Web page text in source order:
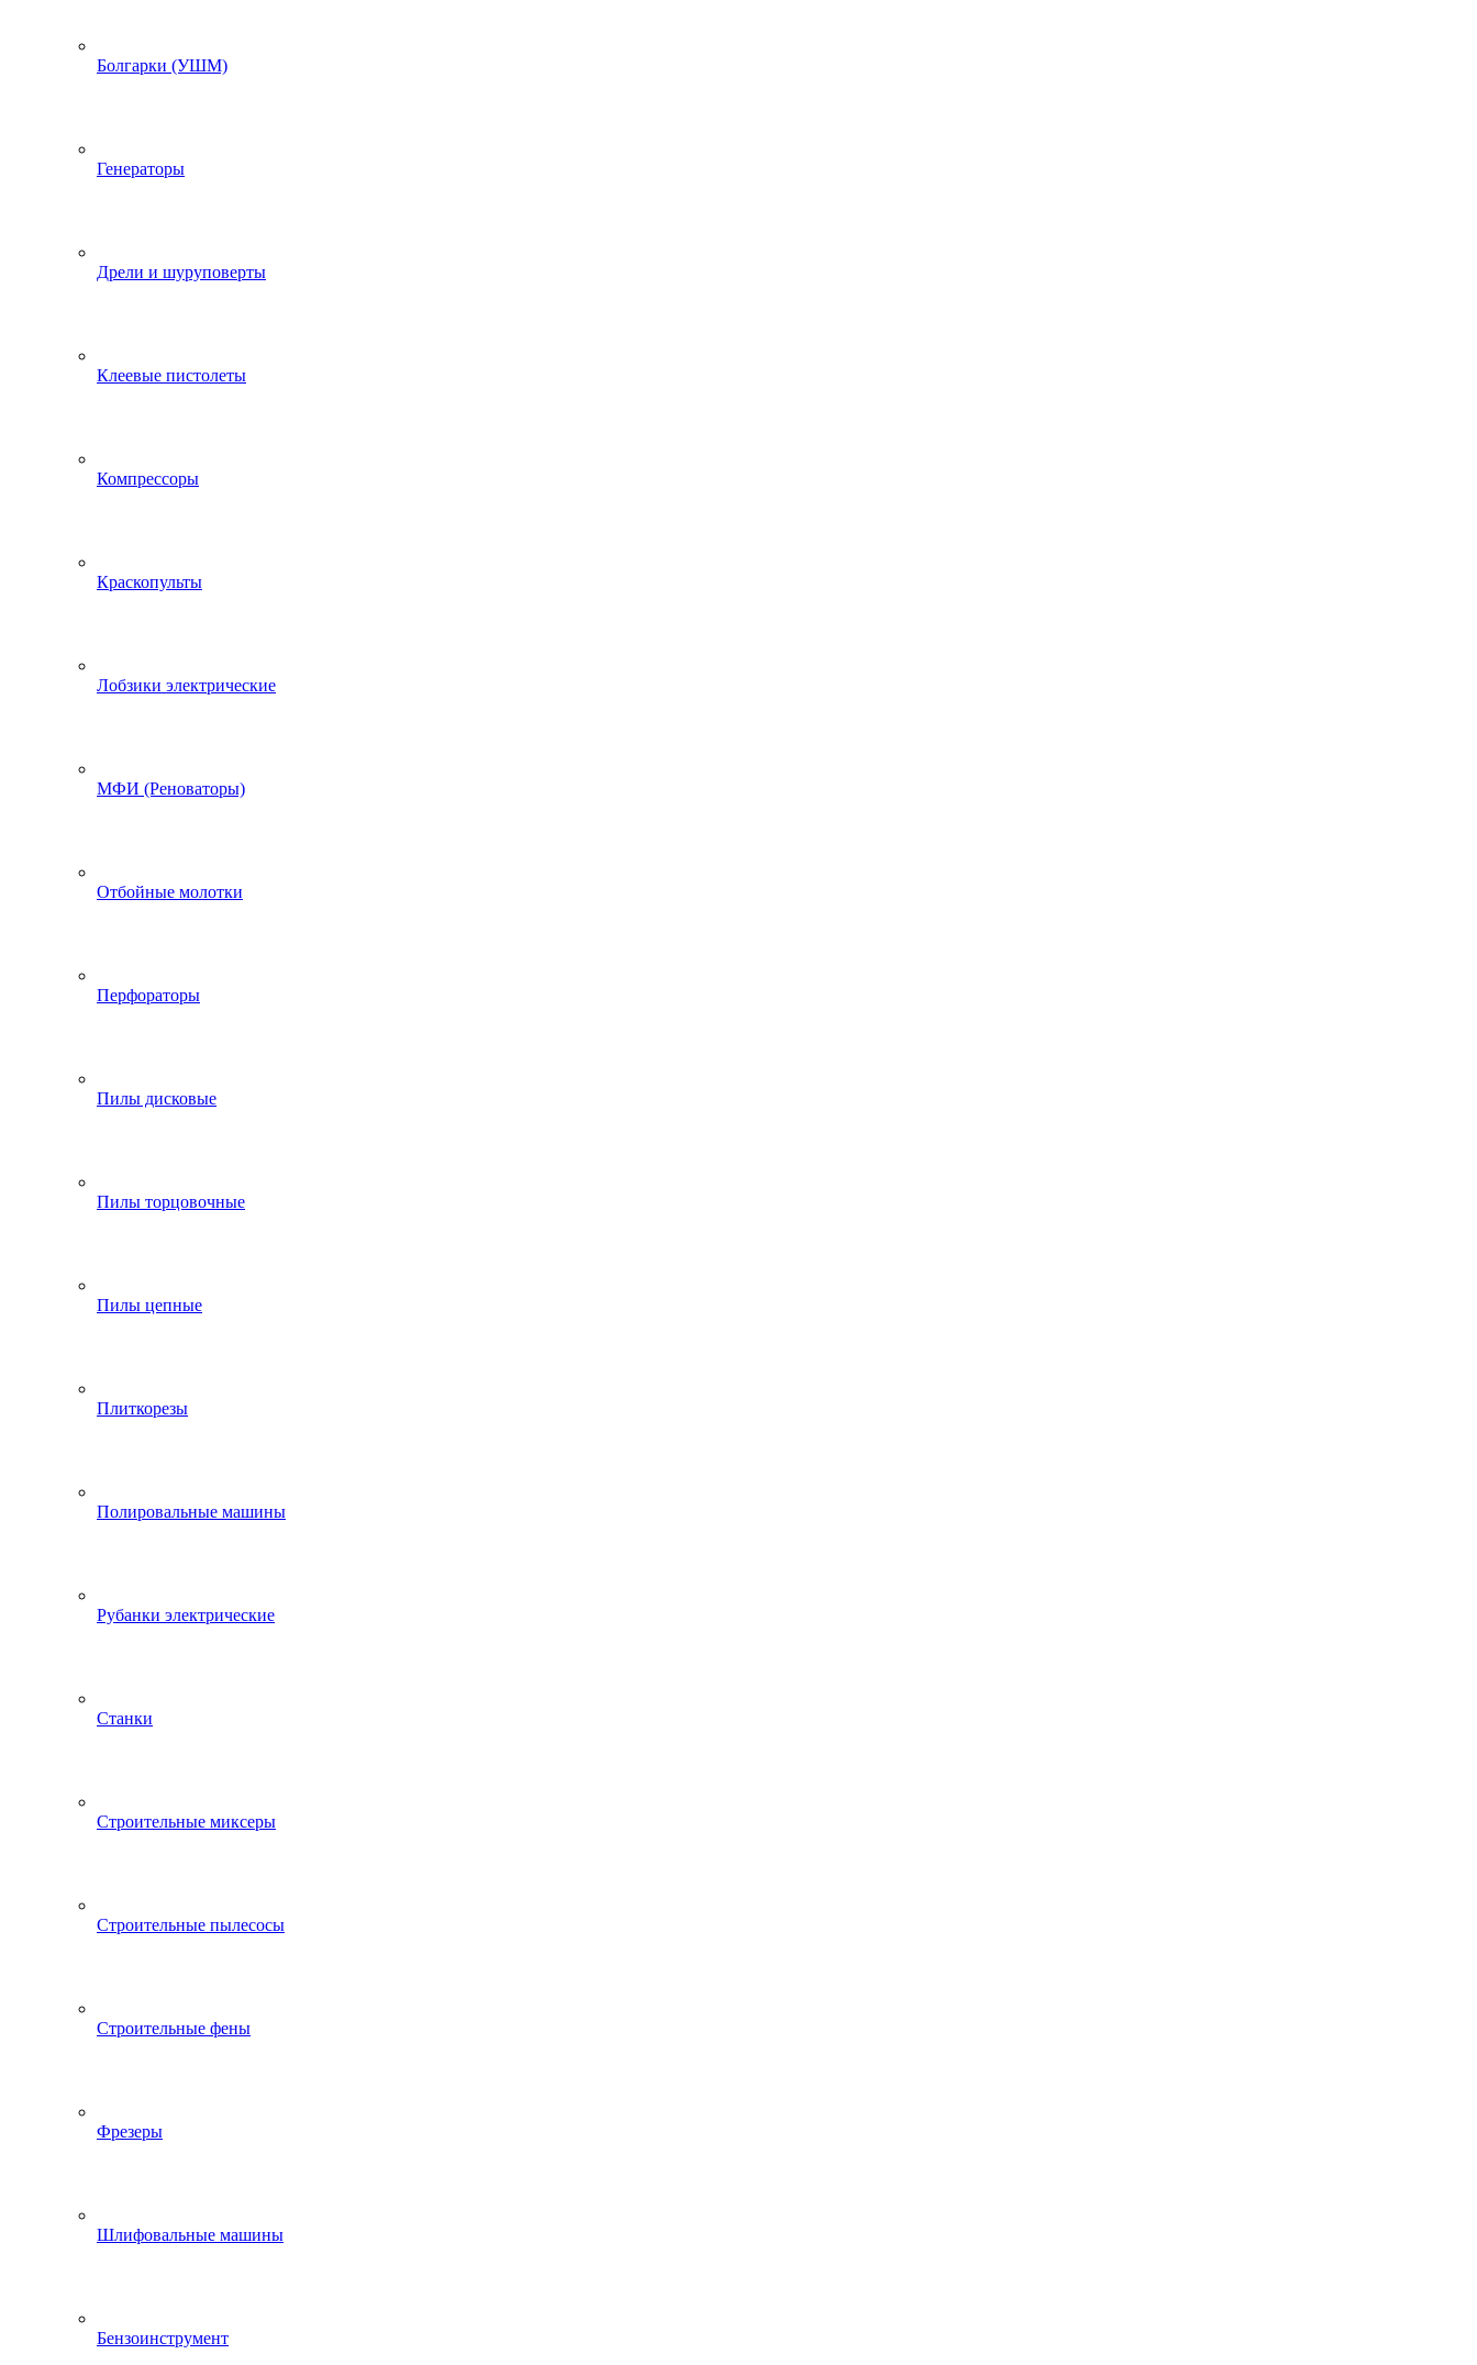
Болгарки (УШМ)
Генераторы
Дрели и шуруповерты
Клеевые пистолеты
Компрессоры
Краскопульты
Лобзики электрические
МФИ (Реноваторы)
Отбойные молотки
Перфораторы
Пилы дисковые
Пилы торцовочные
Пилы цепные
Плиткорезы
Полировальные машины
Рубанки электрические
Станки
Строительные миксеры
Строительные пылесосы
Строительные фены
Фрезеры
Шлифовальные машины
Бензоинструмент